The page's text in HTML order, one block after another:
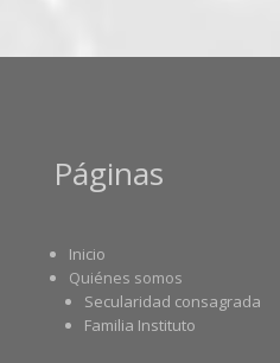
Páginas
Inicio
Quiénes somos
Secularidad consagrada
Familia Instituto